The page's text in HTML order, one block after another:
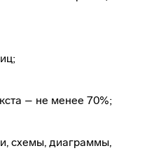
– не менее 70%;
схемы, диаграммы,